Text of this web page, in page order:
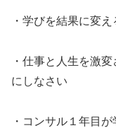
・学びを結果に変
・仕事と人生を激
にしなさい
・コンサル１年目が